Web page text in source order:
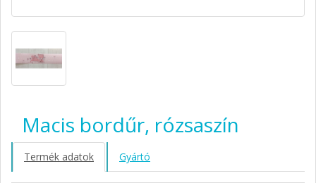
Macis bordűr, rózsaszín
Termék adatok Gyártó